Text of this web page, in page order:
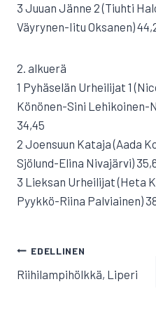
3 Juuan Jänne 2 (Tiuhti
Väyrynen-Iitu Oksanen)
2. alkuerä
1 Pyhäselän Urheilijat 1
Könönen-Sini
34,45
2 Joensuun Kataja (Aada
Sjölund-Elina Nivajärvi)
3 Lieksan Urheilijat (Heta
Pyykkö-Riina Palviainen)
ARTIKKELIEN
SELAUS
EDELLINEN
Riihilampihölkkä, Liperi